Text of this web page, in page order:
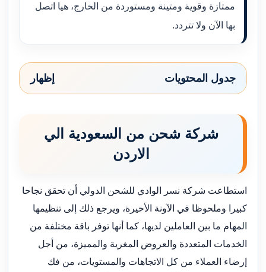
ممتازة وقوية ومتينة ومستوردة من الخارج، هيا اتصل
بها الآن ولا تتردد.
جدول المحتويات إظهار
شركة شحن من السعودية الي
الاردن
استطاعت شركة نسر الوادي للشحن الدولي أن تحقق نجاحا
كبيرا وملحوظا في الآونة الأخيرة، ويرجع ذلك إلى تنظيمها
المهام ما بين العاملين لديها، كما أنها توفر باقة مختلفة من
الخدمات المتعددة والعروض المغرية والمميزة، من أجل
إرضاء العملاء من كل الاتجاهات والمستويات، من فك